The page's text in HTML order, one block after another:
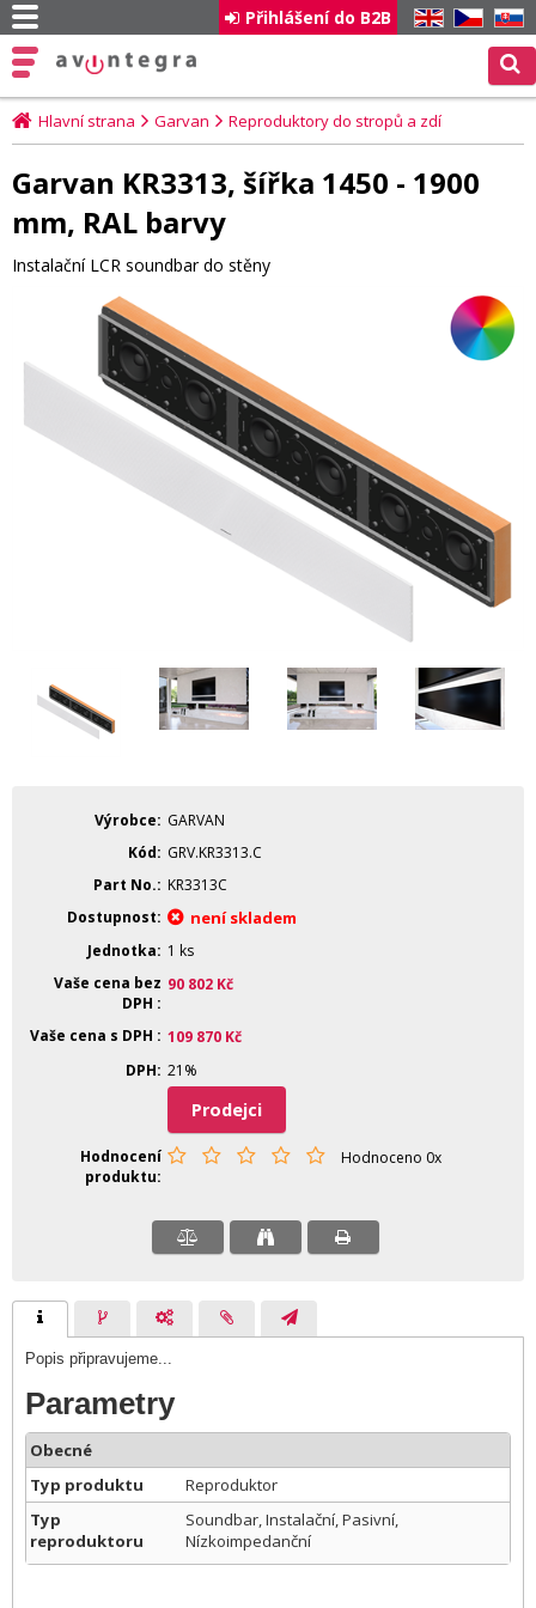
EN CZ SK
Přihlášení do B2B
Hlavní strana Garvan Reproduktory do stropů a zdí
Garvan KR3313, šířka 1450 - 1900
mm, RAL barvy
Instalační LCR soundbar do stěny
Výrobce
GARVAN
Kód
GRV.KR3313.C
Part No.
KR3313C
Dostupnost
není skladem
Jednotka
1 ks
Vaše cena bez
DPH
90 802 Kč
Vaše cena s DPH 109 870 Kč
DPH 21%
Prodejci
Hodnocení
produktu
Hodnoceno 0x
Popis připravujeme...
Parametry
Obecné
Typ produktu
Reproduktor
Typ
reproduktoru
Soundbar, Instalační, Pasivní,
Nízkoimpedanční